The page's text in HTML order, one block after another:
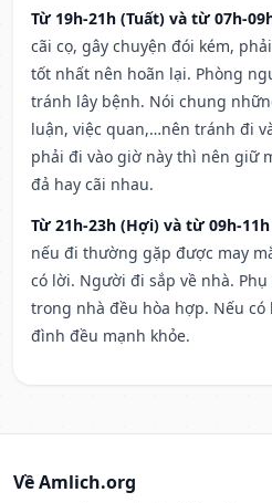
Từ 19h-21h (Tuất) và từ 07h-
cãi cọ, gây chuyện đói kém,
tốt nhất nên hoãn lại. Phòng
tránh lây bệnh. Nói chung
luận, việc quan,…nên tránh đi
phải đi vào giờ này thì nên giữ
đả hay cãi nhau.
Từ 21h-23h (Hợi) và từ 09h-
nếu đi thường gặp được may
có lời. Người đi sắp về nhà.
trong nhà đều hòa hợp. Nếu có
đình đều mạnh khỏe.
Về Amlich.org